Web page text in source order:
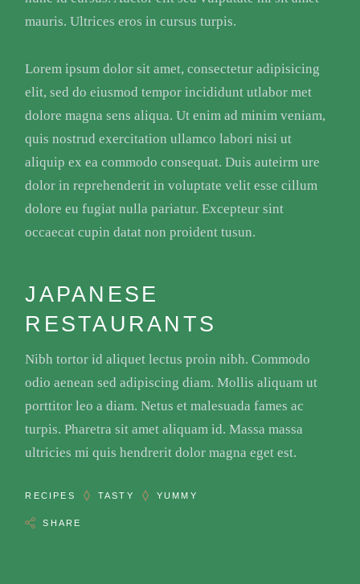
mauris. Ultrices eros in cursus turpis.
Lorem ipsum dolor sit amet, consectetur adipisicing
elit, sed do eiusmod tempor incididunt utlabor met
dolore magna sens aliqua. Ut enim ad minim veniam,
quis nostrud exercitation ullamco labori nisi ut
aliquip ex ea commodo consequat. Duis auteirm ure
dolor in reprehenderit in voluptate velit esse cillum
dolore eu fugiat nulla pariatur. Excepteur sint
occaecat cupin datat non proident tusun.
JAPANESE
RESTAURANTS
Nibh tortor id aliquet lectus proin nibh. Commodo
odio aenean sed adipiscing diam. Mollis aliquam ut
porttitor leo a diam. Netus et malesuada fames ac
turpis. Pharetra sit amet aliquam id. Massa massa
ultricies mi quis hendrerit dolor magna eget est.
RECIPES TASTY YUMMY
SHARE